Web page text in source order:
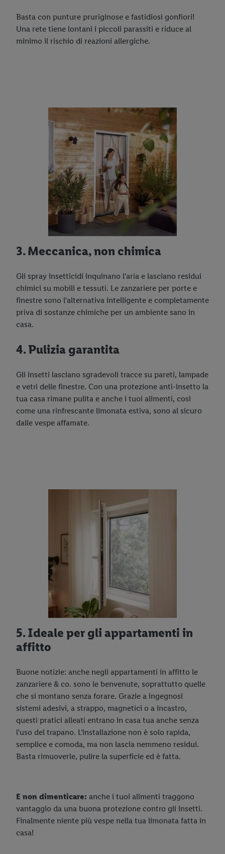
Basta con punture pruriginose e fastidiosi gonfiori!
Una rete tiene lontani i piccoli parassiti e riduce al
minimo il rischio di reazioni allergiche.
3. Meccanica, non chimica
Gli spray insetticidi inquinano l'aria e lasciano residui
chimici su mobili e tessuti. Le zanzariere per porte e
finestre sono l'alternativa intelligente e completamente
priva di sostanze chimiche per un ambiente sano in
casa.
4. Pulizia garantita
Gli insetti lasciano sgradevoli tracce su pareti, lampade
e vetri delle finestre. Con una protezione anti-insetto la
tua casa rimane pulita e anche i tuoi alimenti, così
come una rinfrescante limonata estiva, sono al sicuro
dalle vespe affamate.
5. Ideale per gli appartamenti in
affitto
Buone notizie: anche negli appartamenti in affitto le
zanzariere & co. sono le benvenute, soprattutto quelle
che si montano senza forare. Grazie a ingegnosi
sistemi adesivi, a strappo, magnetici o a incastro,
questi pratici alleati entrano in casa tua anche senza
l'uso del trapano. L'installazione non è solo rapida,
semplice e comoda, ma non lascia nemmeno residui.
Basta rimuoverle, pulire la superficie ed è fatta.
E non dimenticare: anche i tuoi alimenti traggono
vantaggio da una buona protezione contro gli insetti.
Finalmente niente più vespe nella tua limonata fatta in
casa!